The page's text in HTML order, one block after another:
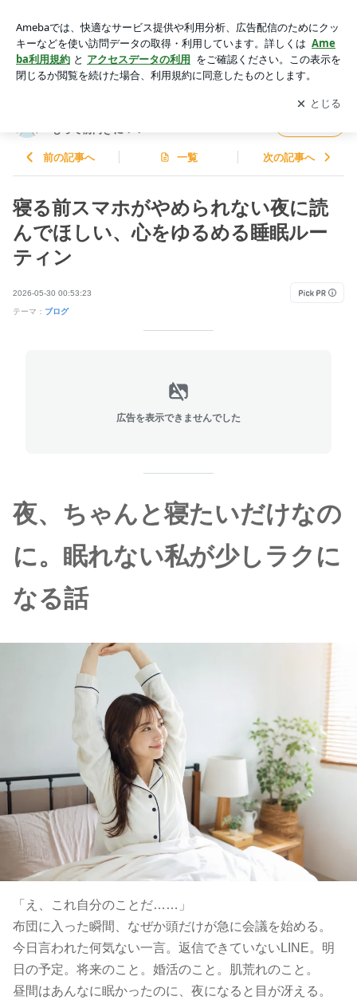
眠習慣 | サクラックの毎日が発見！！なんでも興味をもって前
向きに！！
アプリをダウンロードして ブログの更新通知
を受け取りまし
ょう。
開く
もって前向きに！！
前の記事へ 一覧 次の記事へ
寝る前スマホがやめられない夜に読
んでほしい、心をゆるめる睡眠ルー
ティン
2026-05-30 00:53:23
テーマ： ブログ
広告を表示できませんでした
夜、ちゃんと寝たいだけなの
に。眠れない私が少しラクに
なる話
「え、これ自分のことだ……」
布団に入った瞬間、なぜか頭だけが急に会議を始める。
今日言われた何気ない一言。返信できていないLINE。明
日の予定。将来のこと。婚活のこと。肌荒れのこと。
昼間はあんなに眠かったのに、夜になると目が冴える。